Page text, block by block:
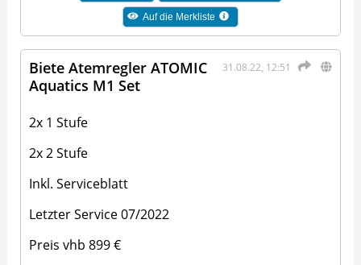
Auf die Merkliste
31.08.22, 12:51
Biete Atemregler ATOMIC
Aquatics M1 Set
2x 1 Stufe
2x 2 Stufe
Inkl. Serviceblatt
Letzter Service 07/2022
Preis vhb 899 €